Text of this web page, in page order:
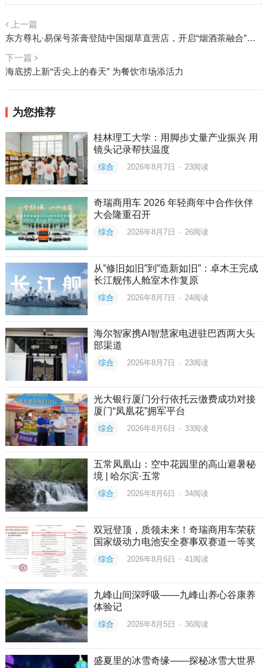
上一篇
东方尊礼·易保号茶膏登陆中国烟草直营店，开启“烟酒茶融合”新篇章
下一篇
海底捞上新“舌尖上的春天” 为餐饮市场添活力
为您推荐
桂林理工大学：用脚步丈量产业振兴 用
镜头记录帮扶温度
综合 2026年8月7日 · 23阅读
奇瑞商用车 2026 年轻商年中合作伙伴
大会隆重召开
综合 2026年8月7日 · 26阅读
从”修旧如旧”到”造新如旧”：卓木王完成
长江舰伟人舱室木作复原
综合 2026年8月7日 · 24阅读
海尔智家携AI智慧家电进驻巴西两大头
部渠道
综合 2026年8月7日 · 23阅读
光大银行厦门分行依托云缴费成功对接
厦门“凤凰花”拥军平台
综合 2026年8月6日 · 33阅读
五常凤凰山：空中花园里的高山避暑秘
境 | 哈尔滨·五常
综合 2026年8月6日 · 34阅读
双冠登顶，质领未来！奇瑞商用车荣获
国家级动力电池安全赛事双赛道一等奖
综合 2026年8月6日 · 41 阅读
九峰山间深呼吸——九峰山养心谷康养
体验记
综合 2026年8月5日 · 36阅读
盛夏里的冰雪奇缘——探秘冰雪大世界